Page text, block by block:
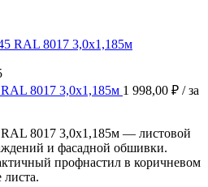
8017 3,0х1,185м 1 998,00 ₽ / за
8017 3,0х1,185м — листовой
и фасадной обшивки.
профнастил в коричневом